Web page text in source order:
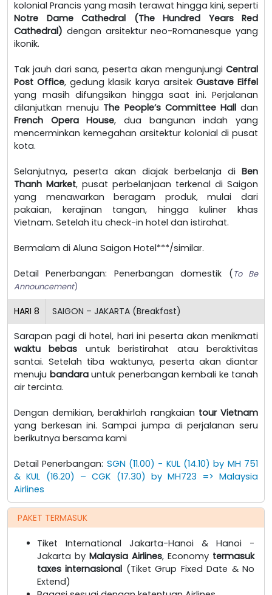
kolonial Prancis yang masih terawat hingga kini, seperti
Notre Dame Cathedral (The Hundred Years Red
Cathedral) dengan arsitektur neo-Romanesque yang
ikonik.
Tak jauh dari sana, peserta akan mengunjungi Central
Post Office, gedung klasik karya arsitek Gustave Eiffel
yang masih difungsikan hingga saat ini. Perjalanan
dilanjutkan menuju The People’s Committee Halldan
French Opera House, dua bangunan indah yang
mencerminkan kemegahan arsitektur kolonial di pusat
kota.
Selanjutnya, peserta akan diajak berbelanja di Ben
Thanh Market, pusat perbelanjaan terkenal di Saigon
yang menawarkan beragam produk, mulai dari
pakaian, kerajinan tangan, hingga kuliner khas
Vietnam. Setelah itu check-in hotel dan istirahat.
Bermalam di Aluna Saigon Hotel***/similar.
Detail Penerbangan: Penerbangan domestik (To Be
Announcement)
HARI 8 SAIGON – JAKARTA (Breakfast)
Sarapan pagi di hotel, hari ini peserta akan menikmati
waktu bebas untuk beristirahat atau beraktivitas
santai. Setelah tiba waktunya, peserta akan diantar
menuju bandarauntuk penerbangan kembali ke tanah
air tercinta.
Dengan demikian, berakhirlah rangkaian tour Vietnam
yang berkesan ini. Sampai jumpa di perjalanan seru
berikutnya bersama kami
Detail Penerbangan: SGN (11.00) - KUL (14.10) by MH 751
& KUL (16.20) – CGK (17.30) by MH723 => Malaysia
Airlines
PAKET TERMASUK
Tiket International Jakarta-Hanoi & Hanoi -
Jakarta by Malaysia Airlines, Economy termasuk
taxes internasional (Tiket Grup Fixed Date & No
Extend)